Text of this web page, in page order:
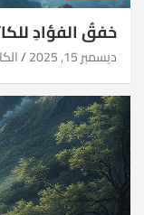
خفقُ الفؤادِ
ديسمبر 15, 2025